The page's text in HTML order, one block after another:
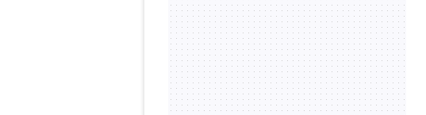
mevzuata uygun olarak kullanılan